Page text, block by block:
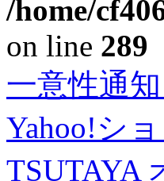
/home/
on line 289
一意性通知
Yahoo!シ
TSUTAYA